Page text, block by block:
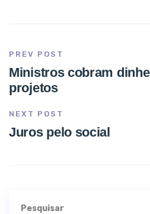
PREV POST
Ministros cobram
projetos
NEXT POST
Juros pelo social
Pesquisar